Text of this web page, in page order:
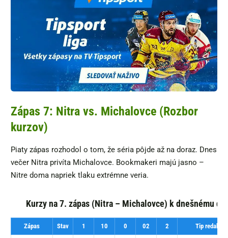
Zápas 7: Nitra vs. Michalovce (Rozbor
kurzov)
Piaty zápas rozhodol o tom, že séria pôjde až na doraz. Dnes
večer Nitra privíta Michalovce. Bookmakeri majú jasno –
Nitre doma napriek tlaku extrémne veria.
Kurzy na 7. zápas (Nitra – Michalovce) k dnešnému
Zápas Stav 1 10 0 02 2 Tip redakcie